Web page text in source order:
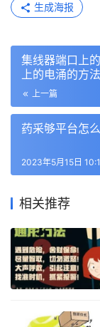
生成海报
集线器端口上
上的电涌的方法
上一篇
药采够平台怎
2023年5月15日
相关推荐